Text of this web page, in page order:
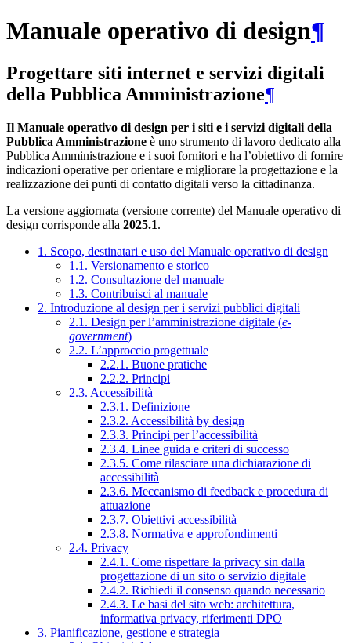
Manuale operativo di design¶
Progettare siti internet e servizi digitali
della Pubblica Amministrazione¶
Il Manuale operativo di design per i siti e i servizi digitali della
Pubblica Amministrazione è uno strumento di lavoro dedicato alla
Pubblica Amministrazione e i suoi fornitori e ha l’obiettivo di fornire
indicazioni operative per orientare e migliorare la progettazione e la
realizzazione dei punti di contatto digitali verso la cittadinanza.
La versione aggiornata (versione corrente) del Manuale operativo di
design corrisponde alla 2025.1.
1. Scopo, destinatari e uso del Manuale operativo di design
1.1. Versionamento e storico
1.2. Consultazione del manuale
1.3. Contribuisci al manuale
2. Introduzione al design per i servizi pubblici digitali
2.1. Design per l’amministrazione digitale (e-
government)
2.2. L’approccio progettuale
2.2.1. Buone pratiche
2.2.2. Principi
2.3. Accessibilità
2.3.1. Definizione
2.3.2. Accessibilità by design
2.3.3. Principi per l’accessibilità
2.3.4. Linee guida e criteri di successo
2.3.5. Come rilasciare una dichiarazione di
accessibilità
2.3.6. Meccanismo di feedback e procedura di
attuazione
2.3.7. Obiettivi accessibilità
2.3.8. Normativa e approfondimenti
2.4. Privacy
2.4.1. Come rispettare la privacy sin dalla
progettazione di un sito o servizio digitale
2.4.2. Richiedi il consenso quando necessario
2.4.3. Le basi del sito web: architettura,
informativa privacy, riferimenti DPO
3. Pianificazione, gestione e strategia